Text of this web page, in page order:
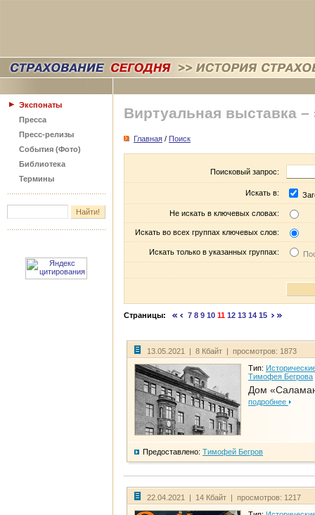
Экспонаты
Пресса
Пресс-релизы
События (Фото)
Библиотека
Термины
Виртуальная выставка –
Главная / Поиск
Поисковый запрос:
Искать в:
Не искать в ключевых словах:
Искать во всех группах ключевых слов:
Искать только в указанных группах:
Страницы: 7 8 9 10 11 12 13 14 15
13.05.2021 | 8 Кбайт | просмотров: 1873
Тип:
Тимофея Бегрова
Дом
подробнее
Предоставлено: Тимофей Бегров
22.04.2021 | 14 Кбайт | просмотров: 1217